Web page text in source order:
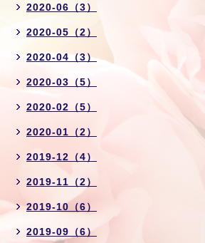
2020-06（3）
2020-05（2）
2020-04（3）
2020-03（5）
2020-02（5）
2020-01（2）
2019-12（4）
2019-11（2）
2019-10（6）
2019-09（6）